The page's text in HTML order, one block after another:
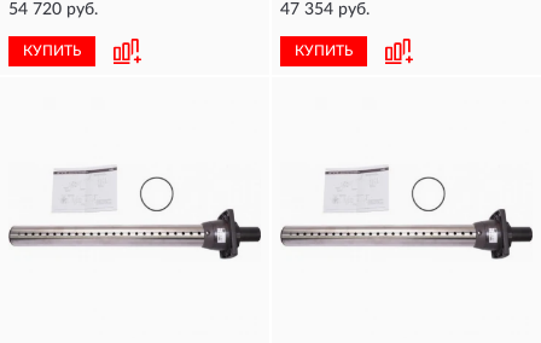
54 720 руб.
КУПИТЬ
47 354 руб.
КУПИТЬ